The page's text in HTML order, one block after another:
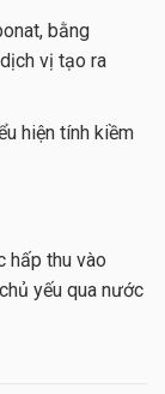
bằng
vị tạo ra
hiện tính kiềm
hấp thu vào
yếu qua nước